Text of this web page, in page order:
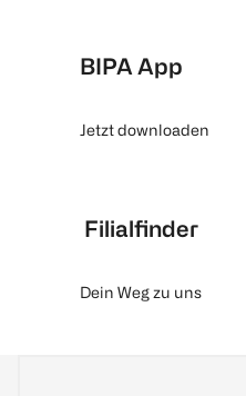
BIPA App
Jetzt downloaden
Filialfinder
Dein Weg zu uns